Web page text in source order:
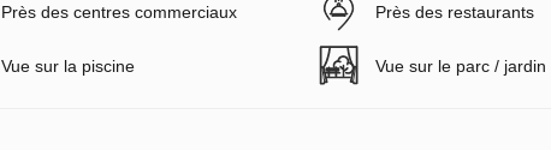
Près des centres commerciaux Près des restaurants
Vue sur la piscine Vue sur le parc / jardin